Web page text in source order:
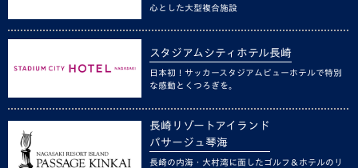
心とした大型複合施設
スタジアムシティホテル長崎
日本初！サッカースタジアムビューホテルで特別
な感動とくつろぎを。
長崎リゾートアイランド
パサージュ琴海
長崎の内海・大村湾に面したゴルフ＆ホテルのリ